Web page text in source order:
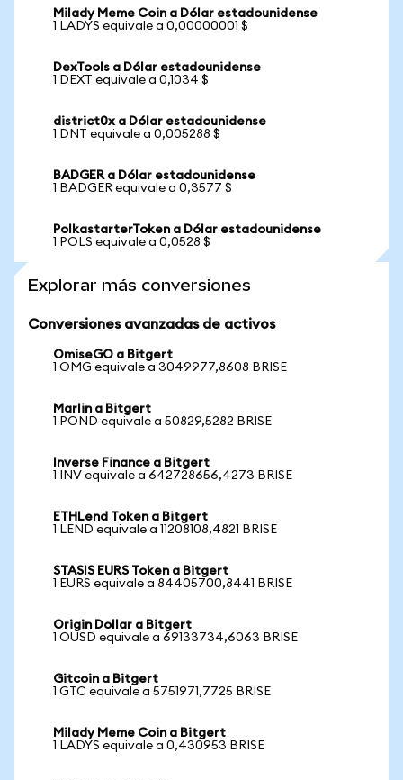
Milady Meme Coin a Dólar estadounidense
1 LADYS equivale a 0,00000001 $
DexTools a Dólar estadounidense
1 DEXT equivale a 0,1034 $
district0x a Dólar estadounidense
1 DNT equivale a 0,005288 $
BADGER a Dólar estadounidense
1 BADGER equivale a 0,3577 $
PolkastarterToken a Dólar estadounidense
1 POLS equivale a 0,0528 $
Explorar más conversiones
Conversiones avanzadas de activos
OmiseGO a Bitgert
1 OMG equivale a 3049977,8608 BRISE
Marlin a Bitgert
1 POND equivale a 50829,5282 BRISE
Inverse Finance a Bitgert
1 INV equivale a 642728656,4273 BRISE
ETHLend Token a Bitgert
1 LEND equivale a 11208108,4821 BRISE
STASIS EURS Token a Bitgert
1 EURS equivale a 84405700,8441 BRISE
Origin Dollar a Bitgert
1 OUSD equivale a 69133734,6063 BRISE
Gitcoin a Bitgert
1 GTC equivale a 5751971,7725 BRISE
Milady Meme Coin a Bitgert
1 LADYS equivale a 0,430953 BRISE